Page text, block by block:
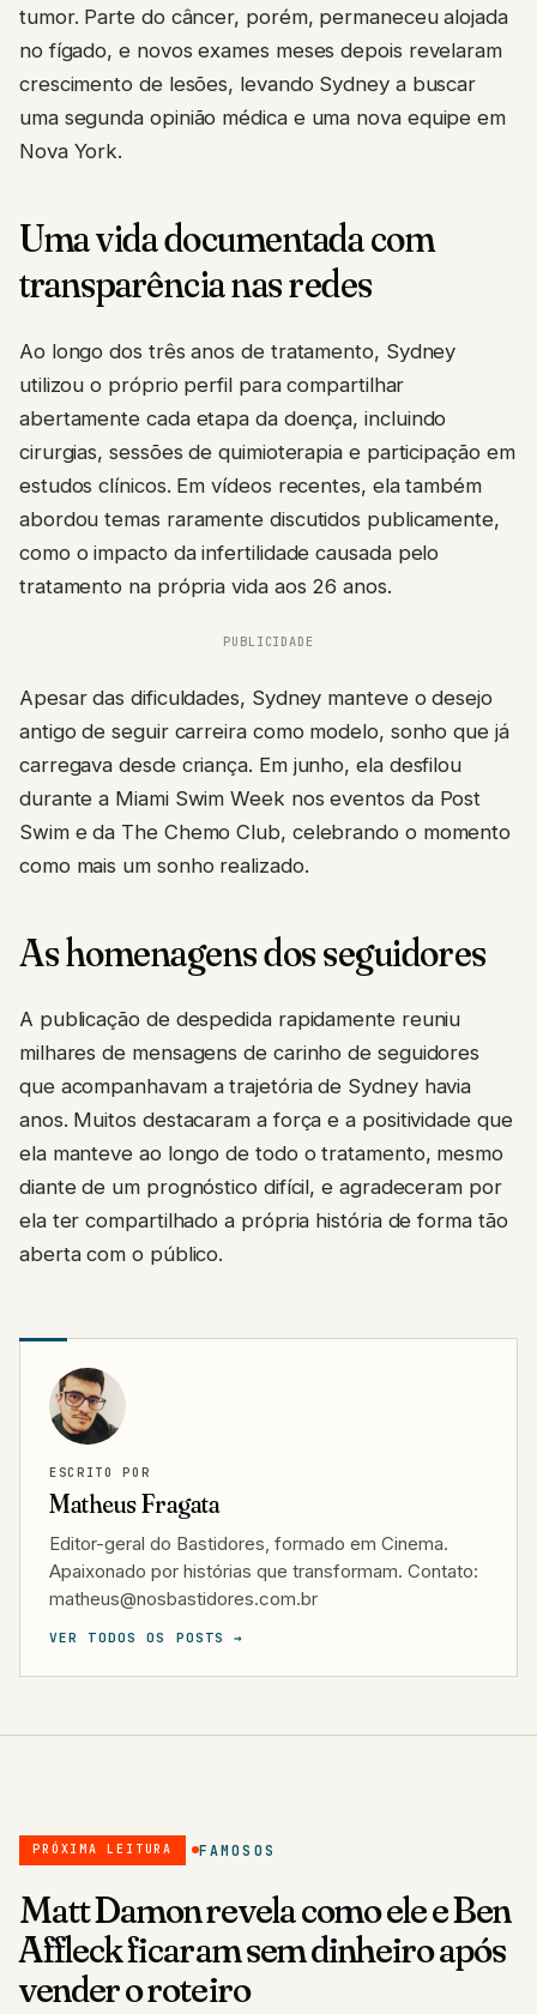
tumor. Parte do câncer, porém, permaneceu alojada
no fígado, e novos exames meses depois revelaram
crescimento de lesões, levando Sydney a buscar
uma segunda opinião médica e uma nova equipe em
Nova York.
Uma vida documentada com
transparência nas redes
Ao longo dos três anos de tratamento, Sydney
utilizou o próprio perfil para compartilhar
abertamente cada etapa da doença, incluindo
cirurgias, sessões de quimioterapia e participação em
estudos clínicos. Em vídeos recentes, ela também
abordou temas raramente discutidos publicamente,
como o impacto da infertilidade causada pelo
tratamento na própria vida aos 26 anos.
PUBLICIDADE
Apesar das dificuldades, Sydney manteve o desejo
antigo de seguir carreira como modelo, sonho que já
carregava desde criança. Em junho, ela desfilou
durante a Miami Swim Week nos eventos da Post
Swim e da The Chemo Club, celebrando o momento
como mais um sonho realizado.
As homenagens dos seguidores
A publicação de despedida rapidamente reuniu
milhares de mensagens de carinho de seguidores
que acompanhavam a trajetória de Sydney havia
anos. Muitos destacaram a força e a positividade que
ela manteve ao longo de todo o tratamento, mesmo
diante de um prognóstico difícil, e agradeceram por
ela ter compartilhado a própria história de forma tão
aberta com o público.
ESCRITO POR
Matheus Fragata
Editor-geral do Bastidores, formado em Cinema.
Apaixonado por histórias que transformam. Contato:
matheus@nosbastidores.com.br
VER TODOS OS POSTS →
PRÓXIMA LEITURA FAMOSOS
Matt Damon revela como ele e Ben
Affleck ficaram sem dinheiro após
vender o roteiro